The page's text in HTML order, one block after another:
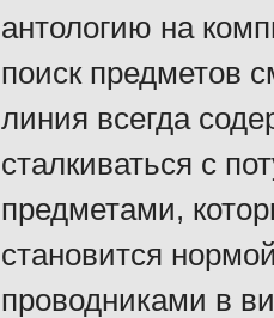
антологию на
поиск предметов
линия всегда
сталкиваться с
предметами,
становится
проводниками в